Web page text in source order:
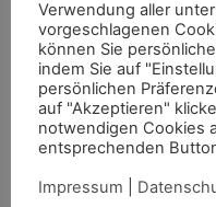
Die frisch
den beim
Herzgold D NRW v.
B.: Danica Duen) mit
Last but not least
Valido (Z.: Wolfgang
Verwendung aller
vorgeschlagenen
können Sie
indem Sie auf
persönlichen
auf "Akzeptieren"
notwendigen Cookies
entsprechenden
Impressum